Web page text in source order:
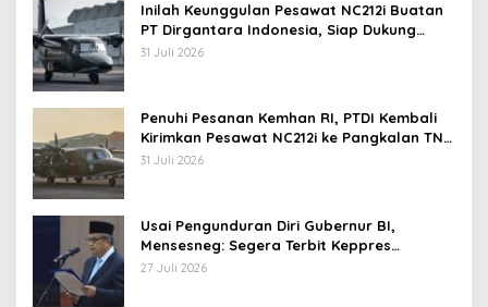
Inilah Keunggulan Pesawat NC212i Buatan
PT Dirgantara Indonesia, Siap Dukung
Berbagai Operasi TNI
31 Juli 2026
Penuhi Pesanan Kemhan RI, PTDI Kembali
Kirimkan Pesawat NC212i ke Pangkalan TNI
AU
31 Juli 2026
Usai Pengunduran Diri Gubernur BI,
Mensesneg: Segera Terbit Keppres
Pemberhentian dengan Hormat
27 Juli 2026